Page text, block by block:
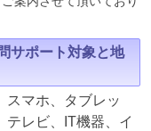
サポート対象と地
スマホ、タブレッ
テレビ、IT機器、イ